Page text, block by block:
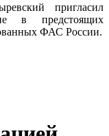
пригласил
в предстоящих
ФАС России.